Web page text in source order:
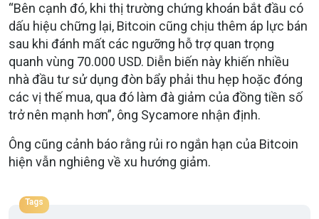
“Bên cạnh đó, khi thị trường chứng khoán bắt đầu có
dấu hiệu chững lại, Bitcoin cũng chịu thêm áp lực bán
sau khi đánh mất các ngưỡng hỗ trợ quan trọng
quanh vùng 70.000 USD. Diễn biến này khiến nhiều
nhà đầu tư sử dụng đòn bẩy phải thu hẹp hoặc đóng
các vị thế mua, qua đó làm đà giảm của đồng tiền số
trở nên mạnh hơn”, ông Sycamore nhận định.
Ông cũng cảnh báo rằng rủi ro ngắn hạn của Bitcoin
hiện vẫn nghiêng về xu hướng giảm.
Tags